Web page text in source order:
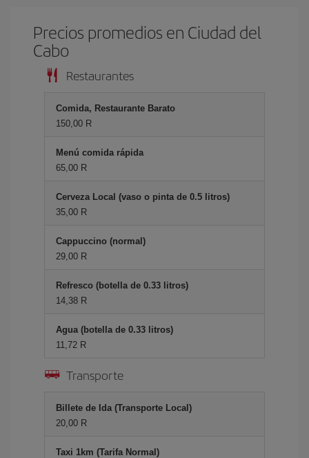
Precios promedios en Ciudad del
Cabo
Restaurantes
Comida, Restaurante Barato
150,00 R
Menú comida rápida
65,00 R
Cerveza Local (vaso o pinta de 0.5 litros)
35,00 R
Cappuccino (normal)
29,00 R
Refresco (botella de 0.33 litros)
14,38 R
Agua (botella de 0.33 litros)
11,72 R
Transporte
Billete de Ida (Transporte Local)
20,00 R
Taxi 1km (Tarifa Normal)